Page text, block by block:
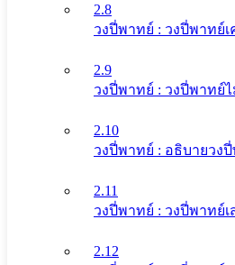
2.8
วงปี่พาทย์ : วงปี่พาทย์
2.9
วงปี่พาทย์ : วงปี่พาทย์
2.10
วงปี่พาทย์ : อธิบายวง
2.11
วงปี่พาทย์ : วงปี่พาทย์
2.12